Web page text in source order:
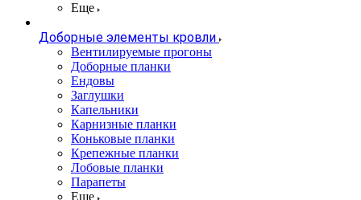
Еще
Доборные элементы кровли
Вентилируемые прогоны
Доборные планки
Ендовы
Заглушки
Капельники
Карнизные планки
Коньковые планки
Крепежные планки
Лобовые планки
Парапеты
Еще